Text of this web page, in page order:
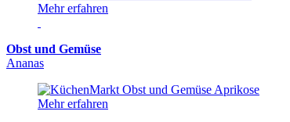
Mehr erfahren
Obst und Gemüse
Ananas
Mehr erfahren